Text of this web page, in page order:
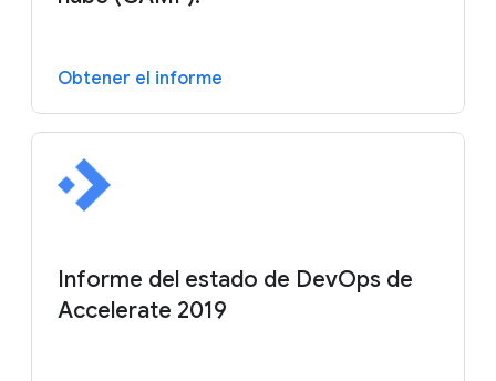
Obtener el informe
Informe del estado de DevOps de
Accelerate 2019